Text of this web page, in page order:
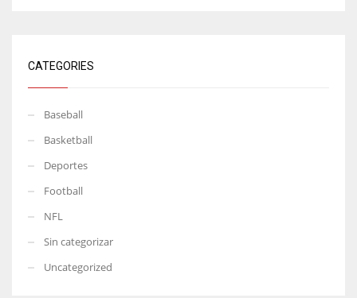
CATEGORIES
Baseball
Basketball
Deportes
Football
NFL
Sin categorizar
Uncategorized